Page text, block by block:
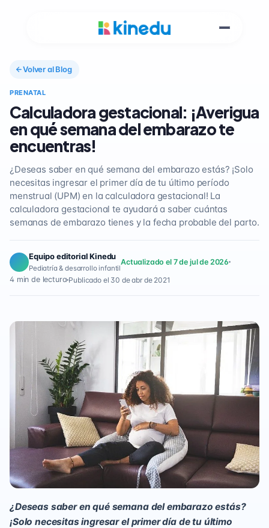
Volver al Blog
PRENATAL
Calculadora gestacional: ¡Averigua
en qué semana del embarazo te
encuentras!
¿Deseas saber en qué semana del embarazo estás? ¡Solo
necesitas ingresar el primer día de tu último período
menstrual (UPM) en la calculadora gestacional! La
calculadora gestacional te ayudará a saber cuántas
semanas de embarazo tienes y la fecha probable del parto.
Equipo editorial Kinedu
Pediatría & desarrollo infantil
Actualizado el 7 de jul de 2026
4 min de lectura Publicado el 30 de abr de 2021
¿Deseas saber en qué semana del embarazo estás?
¡Solo necesitas ingresar el primer día de tu último